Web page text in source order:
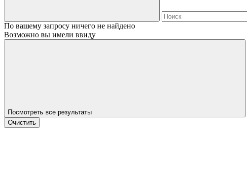
По вашему запросу ничего не найдено
Возможно вы имели ввиду
Посмотреть все результаты
Очистить